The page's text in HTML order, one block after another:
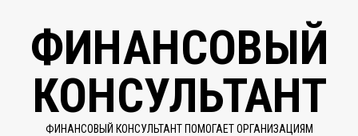
содержимому
ФИНАНСОВЫЙ
КОНСУЛЬТАНТ
ФИНАНСОВЫЙ КОНСУЛЬТАНТ ПОМОГАЕТ ОРГАНИЗАЦИЯМ